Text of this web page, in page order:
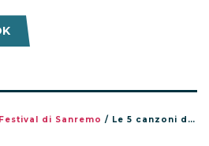
Festival di Sanremo / Le 5 canzoni di Sanremo 2026 più usate su TikTok